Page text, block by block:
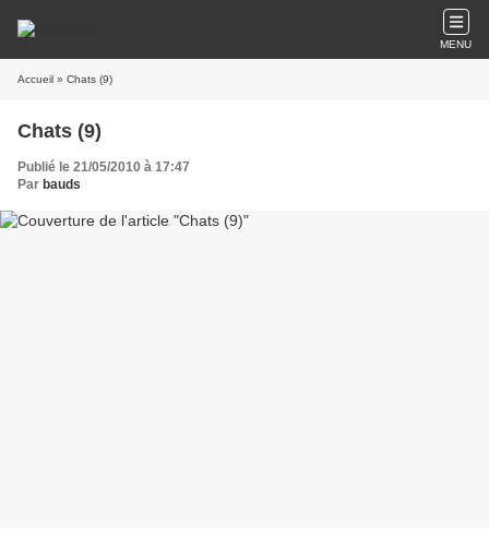
MENU
Accueil » Chats (9)
Chats (9)
Publié le 21/05/2010 à 17:47
Par bauds